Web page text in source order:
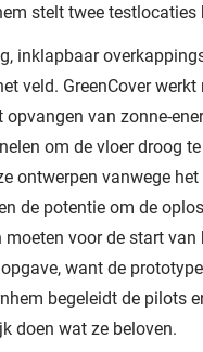
stelt twee testlocaties
inklapbaar
veld. GreenCover
van zonne-
om de vloer droog
ontwerpen vanwege
de potentie om de
moeten voor de start
want de
begeleidt de pilots
doen wat ze beloven.